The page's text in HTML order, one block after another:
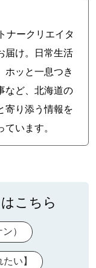
ナークリエイタ
届け。日常生活
ホッと一息つき
など、北海道の
寄り添う情報を
います。
こちら
）
い】